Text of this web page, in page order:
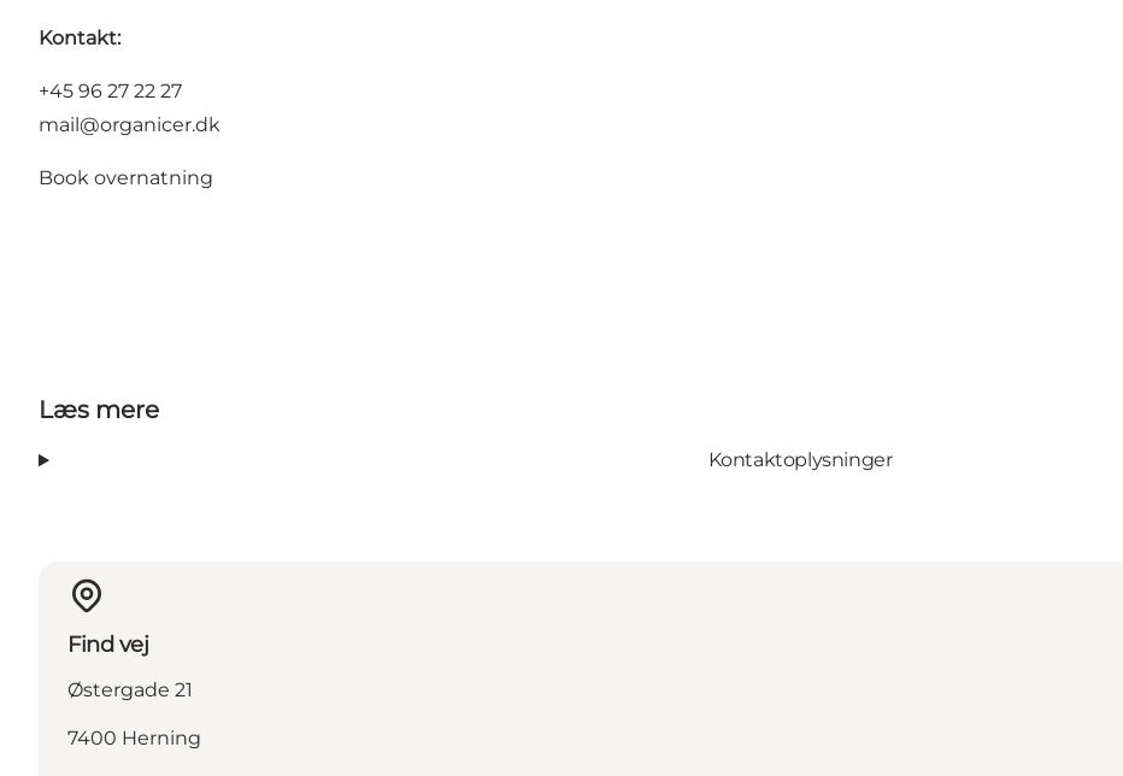
Kontakt:
+45 96 27 22 27
mail@organicer.dk
Book overnatning
Læs mere
Kontaktoplysninger
Find vej
Østergade 21
7400 Herning